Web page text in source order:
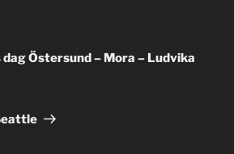
Östersund – Mora – Ludvika